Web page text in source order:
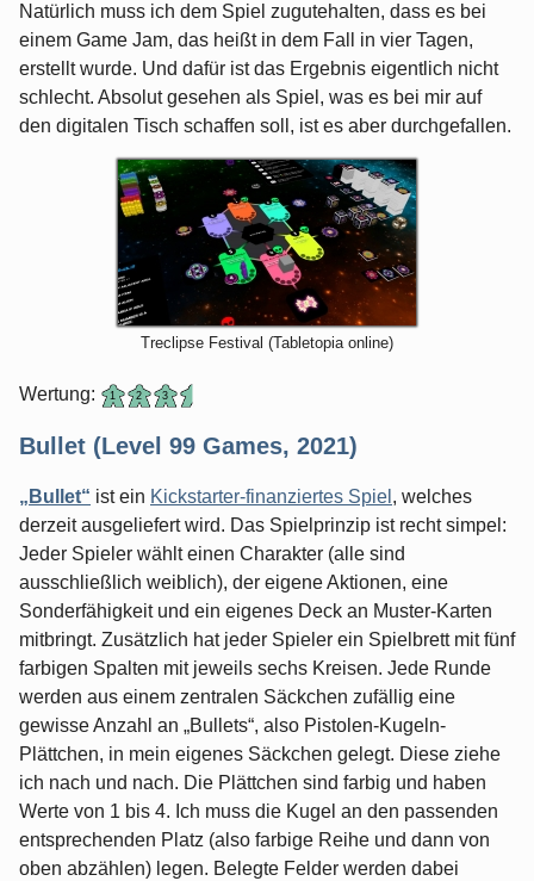
Natürlich muss ich dem Spiel zugutehalten, dass es bei
einem Game Jam, das heißt in dem Fall in vier Tagen,
erstellt wurde. Und dafür ist das Ergebnis eigentlich nicht
schlecht. Absolut gesehen als Spiel, was es bei mir auf
den digitalen Tisch schaffen soll, ist es aber durchgefallen.
Treclipse Festival (Tabletopia online)
Wertung:
Bullet (Level 99 Games, 2021)
„Bullet“ ist ein Kickstarter-finanziertes Spiel , welches
derzeit ausgeliefert wird. Das Spielprinzip ist recht simpel:
Jeder Spieler wählt einen Charakter (alle sind
ausschließlich weiblich), der eigene Aktionen, eine
Sonderfähigkeit und ein eigenes Deck an Muster-Karten
mitbringt. Zusätzlich hat jeder Spieler ein Spielbrett mit fünf
farbigen Spalten mit jeweils sechs Kreisen. Jede Runde
werden aus einem zentralen Säckchen zufällig eine
gewisse Anzahl an „Bullets“, also Pistolen-Kugeln-
Plättchen, in mein eigenes Säckchen gelegt. Diese ziehe
ich nach und nach. Die Plättchen sind farbig und haben
Werte von 1 bis 4. Ich muss die Kugel an den passenden
entsprechenden Platz (also farbige Reihe und dann von
oben abzählen) legen. Belegte Felder werden dabei